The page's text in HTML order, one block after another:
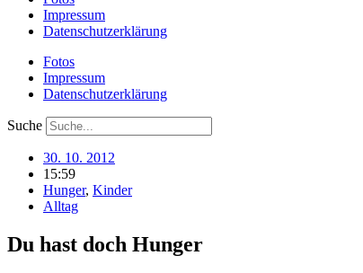
Impressum
Datenschutzerklärung
Fotos
Impressum
Datenschutzerklärung
Suche
30. 10. 2012
15:59
Hunger, Kinder
Alltag
Du hast doch Hunger